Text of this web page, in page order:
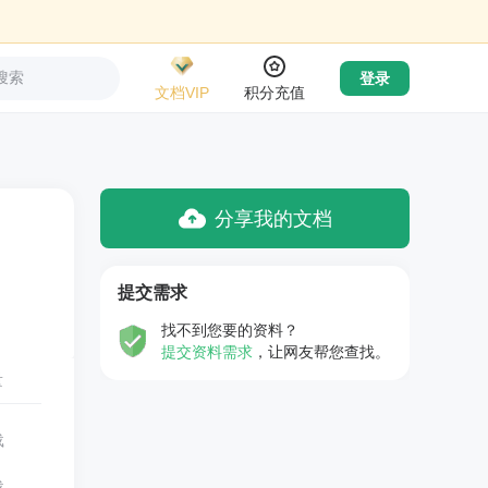
索
文档VIP
积分充值
登录
分享我的文档
提交需求
找不到您要的资料？
提交资料需求 ，让网友帮您查找。